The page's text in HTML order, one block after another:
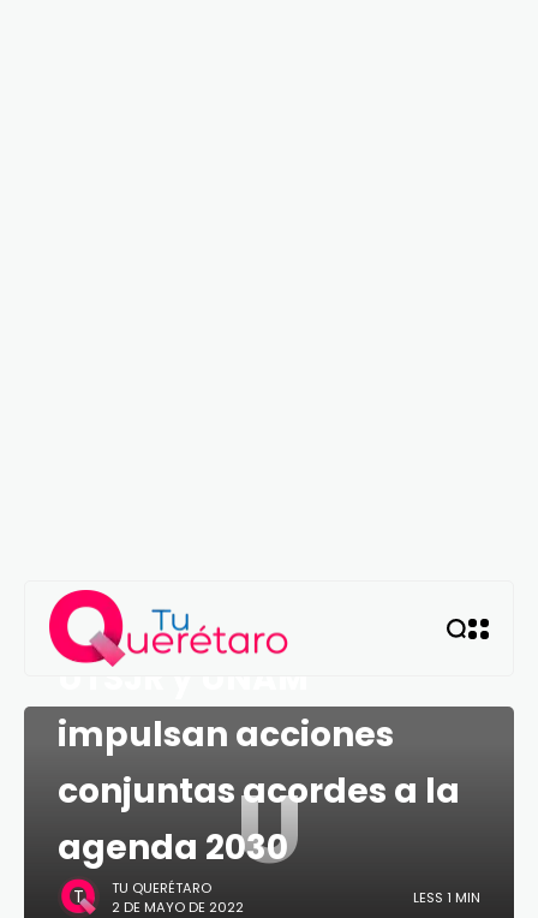
U
QUERÉTARO
UTSJR y UNAM
impulsan acciones
conjuntas acordes a la
agenda 2030
TU QUERÉTARO
2 DE MAYO DE 2022
LESS 1 MIN